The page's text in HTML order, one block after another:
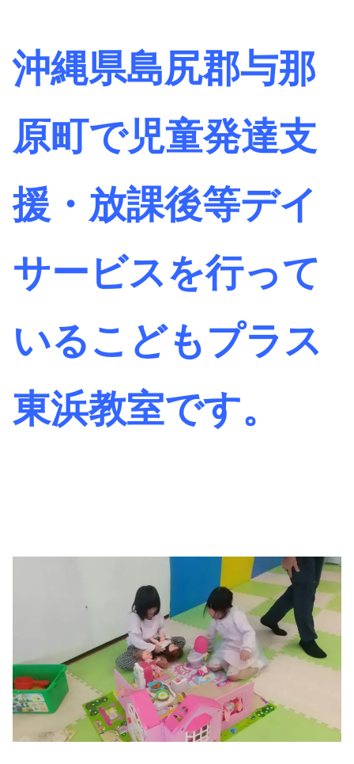
沖縄県島尻郡与那
原町で児童発達支
援・放課後等デイ
サービスを行って
いるこどもプラス
東浜教室です。